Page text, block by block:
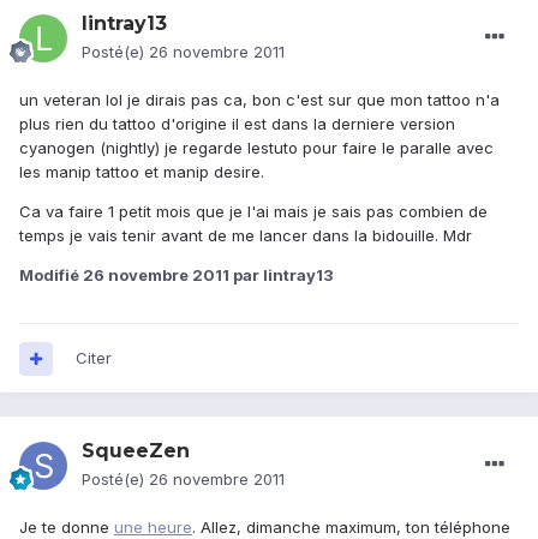
lintray13
Posté(e) 26 novembre 2011
un veteran lol je dirais pas ca, bon c'est sur que mon tattoo n'a
plus rien du tattoo d'origine il est dans la derniere version
cyanogen (nightly) je regarde lestuto pour faire le paralle avec
les manip tattoo et manip desire.
Ca va faire 1 petit mois que je l'ai mais je sais pas combien de
temps je vais tenir avant de me lancer dans la bidouille. Mdr
Modifié 26 novembre 2011 par lintray13
Citer
SqueeZen
Posté(e) 26 novembre 2011
Je te donne une heure. Allez, dimanche maximum, ton téléphone